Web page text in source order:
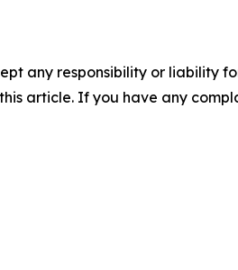
any responsibility or liability
article. If you have any